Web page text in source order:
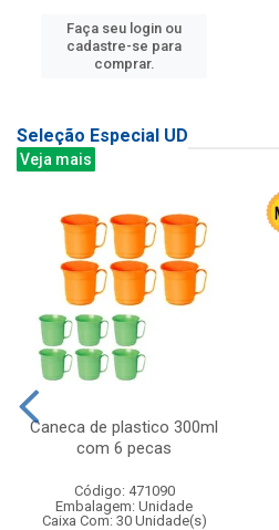
Faça seu login ou
cadastre-se para
comprar.
Seleção Especial UD
Veja mais
Caneca de plastico 300ml
com 6 pecas
Código: 471090
Embalagem: Unidade
Caixa Com: 30 Unidade(s)